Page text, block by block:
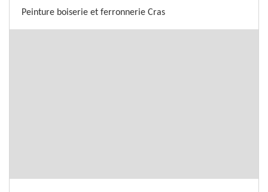
Peinture boiserie et ferronnerie Cras